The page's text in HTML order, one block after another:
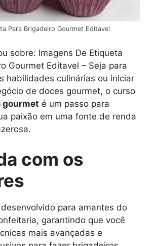
Para Brigadeiro Gourmet Editavel
sobre: Imagens De Etiqueta
Gourmet Editavel – Seja para
habilidades culinárias ou iniciar
de doces gourmet, o curso
gourmet é um passo para
paixão em uma fonte de renda
com os
para amantes do
garantindo que você
mais avançadas e